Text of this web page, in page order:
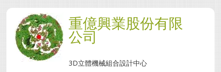
移至主內容 重億興業股份有限
公司
3D立體機械組合設計中心